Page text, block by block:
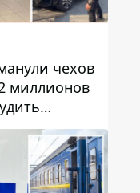
чехов
миллионов